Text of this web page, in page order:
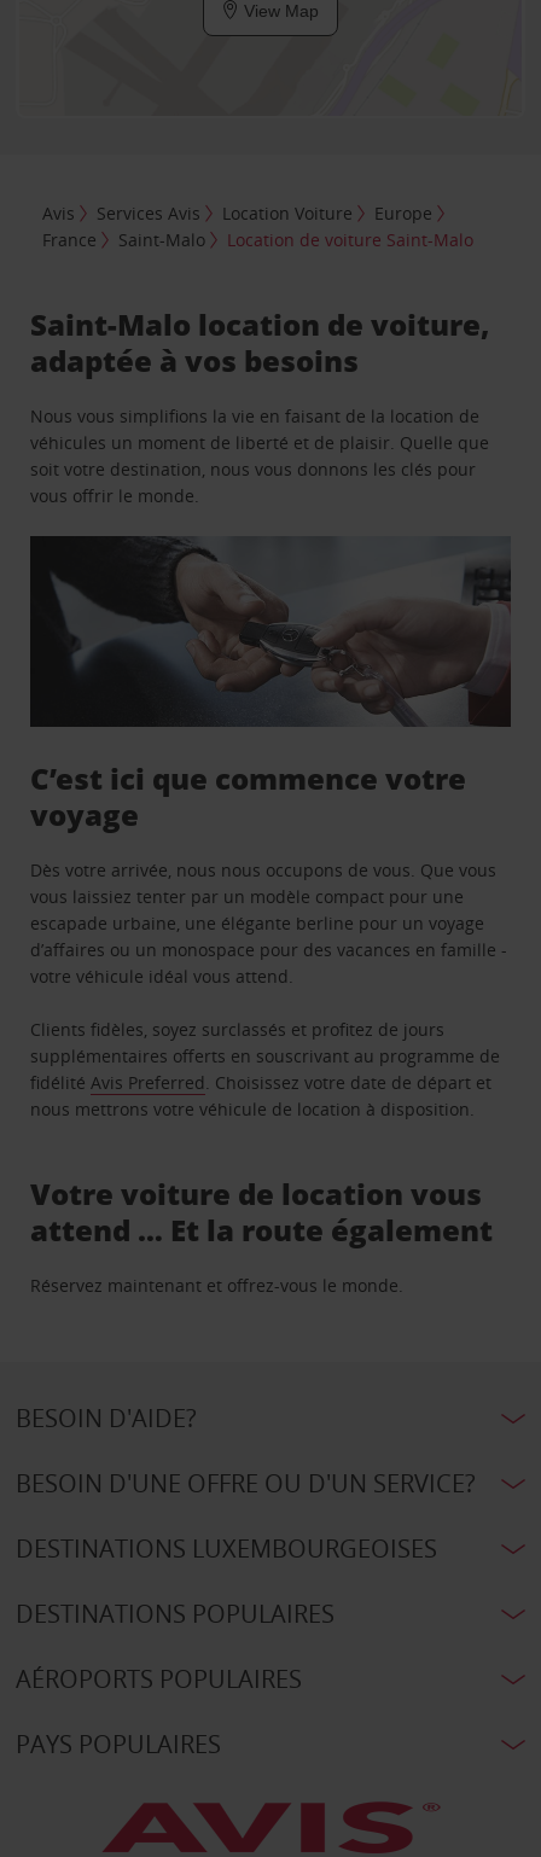
View Map
Avis Services Avis Location Voiture
Europe
France
Saint-Malo Location de voiture Saint-Malo
Saint-Malo location de voiture,
adaptée à vos besoins
Nous vous simplifions la vie en faisant de la location de
véhicules un moment de liberté et de plaisir. Quelle que
soit votre destination, nous vous donnons les clés pour
vous offrir le monde.
C’est ici que commence votre
voyage
Dès votre arrivée, nous nous occupons de vous. Que vous
vous laissiez tenter par un modèle compact pour une
escapade urbaine, une élégante berline pour un voyage
d’affaires ou un monospace pour des vacances en famille -
votre véhicule idéal vous attend.
Clients fidèles, soyez surclassés et profitez de jours
supplémentaires offerts en souscrivant au programme de
fidélitéAvis Preferred. Choisissez votre date de départ et
nous mettrons votre véhicule de location à disposition.
Votre voiture de location vous
attend … Et la route également
Réservez maintenant et offrez-vous le monde.
BESOIN D'AIDE?
BESOIN D'UNE OFFRE OU D'UN SERVICE?
DESTINATIONS LUXEMBOURGEOISES
DESTINATIONS POPULAIRES
AÉROPORTS POPULAIRES
PAYS POPULAIRES